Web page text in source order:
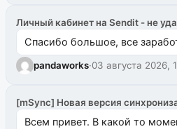
Личный кабинет на Sendit - не
Спасибо большое, все
pandaworks·03 августа 2026,
[mSync] Новая версия
Всем привет. В какой то